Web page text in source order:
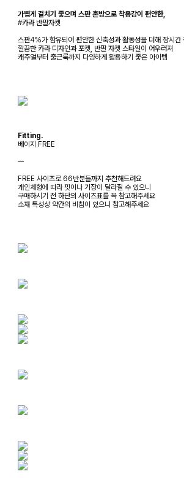
가볍게 걸치기 좋으며 스판 혼방으로 착용감이 편안한,
#카라 반팔자켓
스판4%가 함유되어 편안한 신축성과 활동성을 더해 장시간
깔끔한 카라 디자인과 포켓, 반팔 자켓 스타일이 어우러져
캐주얼부터 출근룩까지 다양하게 활용하기 좋은 아이템
Fitting.
베이지 FREE
ㅡ
FREE 사이즈로 66반분들까지 추천해드려요
개인체형에 따라 핏이나 기장이 달라질 수 있으니
구매하시기 전 하단의 사이즈표를 꼭 참고해주세요
소재 특성상 약간의 비침이 있으니 참고해주세요